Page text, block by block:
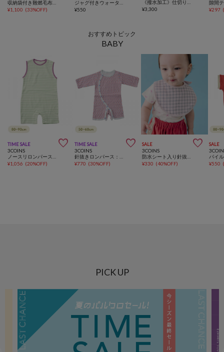
¥1,100 (33%OFF)
¥550
¥3,300 ¥297
おすすめトピック
BABY
TIME SALE 
3COINS
¥1,056 (20%OFF)
TIME SALE 
3COINS
¥770 (30%OFF)
SALE 
3COINS
¥330 (40%OFF)
SALE
¥550
PICK UP